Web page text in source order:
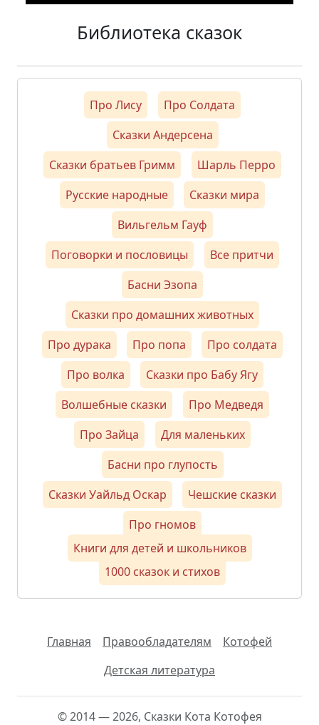
Библиотека сказок
Про Лису
Про Солдата
Сказки Андерсена
Сказки братьев Гримм
Шарль Перро
Русские народные
Сказки мира
Вильгельм Гауф
Поговорки и пословицы
Все притчи
Басни Эзопа
Сказки про домашних животных
Про дурака
Про попа
Про солдата
Про волка
Сказки про Бабу Ягу
Волшебные сказки
Про Медведя
Про Зайца
Для маленьких
Басни про глупость
Сказки Уайльд Оскар
Чешские сказки
Про гномов
Книги для детей и школьников
1000 сказок и стихов
Главная Правообладателям
Котофей
Детская литература
© 2014 — 2026, Сказки Кота Котофея